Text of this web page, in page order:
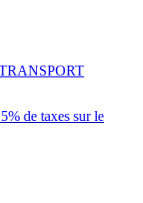
de taxes sur le